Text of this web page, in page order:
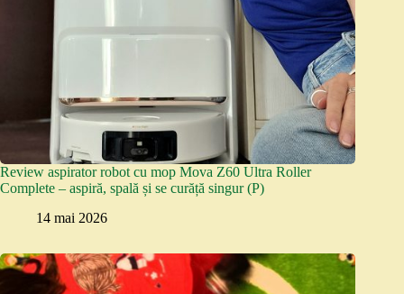
Review aspirator robot cu mop Mova Z60 Ultra Roller
Complete – aspiră, spală și se curăță singur (P)
14 mai 2026